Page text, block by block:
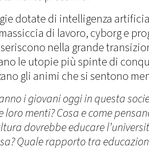
dotate di intelligenza
di lavoro, cyborg e
nella grande
le utopie più spinte di
gli animi che si sentono
i giovani oggi in questa
loro menti? Cosa e come
dovrebbe educare
Quale rapporto tra